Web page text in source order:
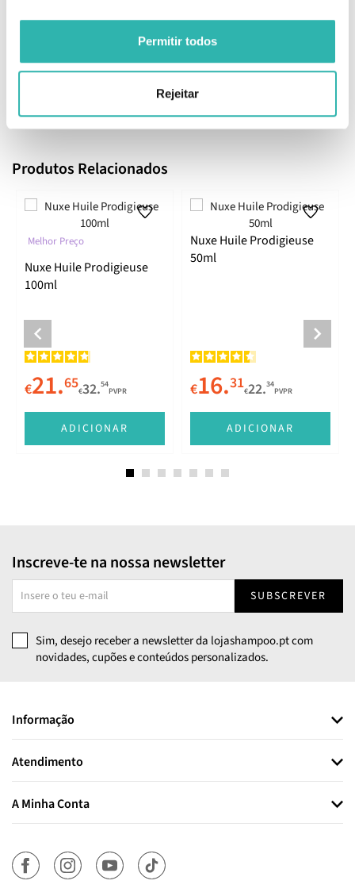
Permitir todos
Rejeitar
EFEITO ANTIOXIDANTE
EAN: 3264680009785
Produtos Relacionados
Melhor Preço
Nuxe Huile Prodigieuse
100ml
€21.65€32.54
PVPR
ADICIONAR
Nuxe Huile Prodigieuse
50ml
€16.31€22.34
PVPR
ADICIONAR
Inscreve-te na nossa newsletter
SUBSCREVER
Sim, desejo receber a newsletter da lojashampoo.pt com
novidades, cupões e conteúdos personalizados.
Informação
Atendimento
A Minha Conta